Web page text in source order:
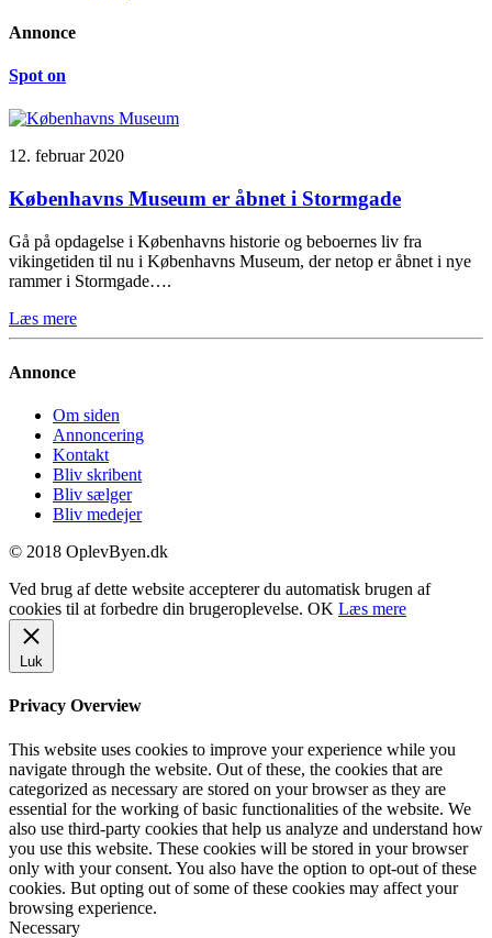
Annonce
Spot on
12. februar 2020
Københavns Museum er åbnet i Stormgade
Gå på opdagelse i Københavns historie og beboernes liv fra
vikingetiden til nu i Københavns Museum, der netop er åbnet i nye
rammer i Stormgade….
Læs mere
Annonce
Om siden
Annoncering
Kontakt
Bliv skribent
Bliv sælger
Bliv medejer
© 2018 OplevByen.dk
Ved brug af dette website accepterer du automatisk brugen af
cookies til at forbedre din brugeroplevelse. OK Læs mere
Luk
Privacy Overview
This website uses cookies to improve your experience while you
navigate through the website. Out of these, the cookies that are
categorized as necessary are stored on your browser as they are
essential for the working of basic functionalities of the website. We
also use third-party cookies that help us analyze and understand how
you use this website. These cookies will be stored in your browser
only with your consent. You also have the option to opt-out of these
cookies. But opting out of some of these cookies may affect your
browsing experience.
Necessary